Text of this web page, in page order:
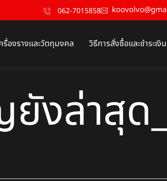
062-7015858
รื่องรางและวัตถุมงคล วิธีการสั่งซื้อและชำระเงิน
งล่าสุด